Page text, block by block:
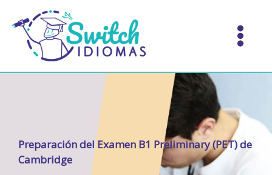
contenido
Preparación del Examen B1 Preliminary (PET) de
Cambridge